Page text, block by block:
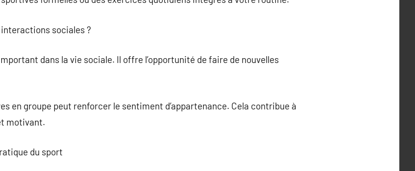
sociales ?
dans la vie sociale. Il offre l’opportunité de faire de nouvelles
en groupe peut renforcer le sentiment d’appartenance. Cela contribue à
motivant.
du sport